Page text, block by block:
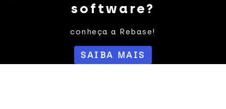
software?
conheça a Rebase!
SAIBA MAIS